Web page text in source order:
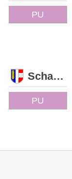
PU
Schaan
PU